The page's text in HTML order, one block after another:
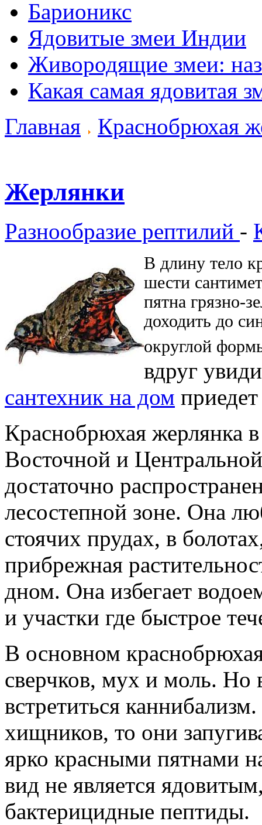
Барионикс
Ядовитые змеи Индии
Живородящие змеи:
Какая самая ядовитая
Главная
Краснобрюхая
Жерлянки
Разнообразие рептилий -
В длину тело
шести
пятна грязно-
доходить до
округлой
вдруг
сантехник на дом
Краснобрюхая жерлянка
Восточной и
достаточно
лесостепной зоне. Она
стоячих прудах, в
прибрежная
дном. Она избегает
и участки где быстрое
В основном
сверчков, мух и моль. Но
встретиться
хищников, то они
ярко красными пятнами
вид не является
бактерицидные пептиды.